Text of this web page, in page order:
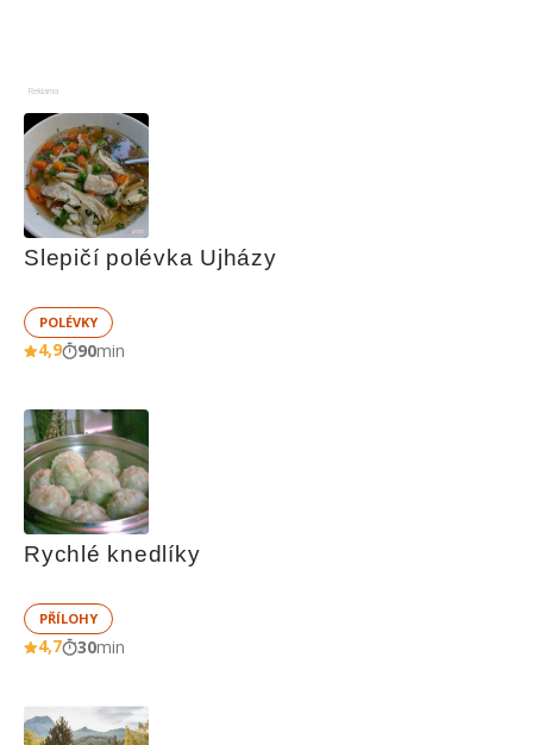
Reklama
Slepičí polévka Ujházy
POLÉVKY
4,9 90min
Rychlé knedlíky
PŘÍLOHY
4,7 30min